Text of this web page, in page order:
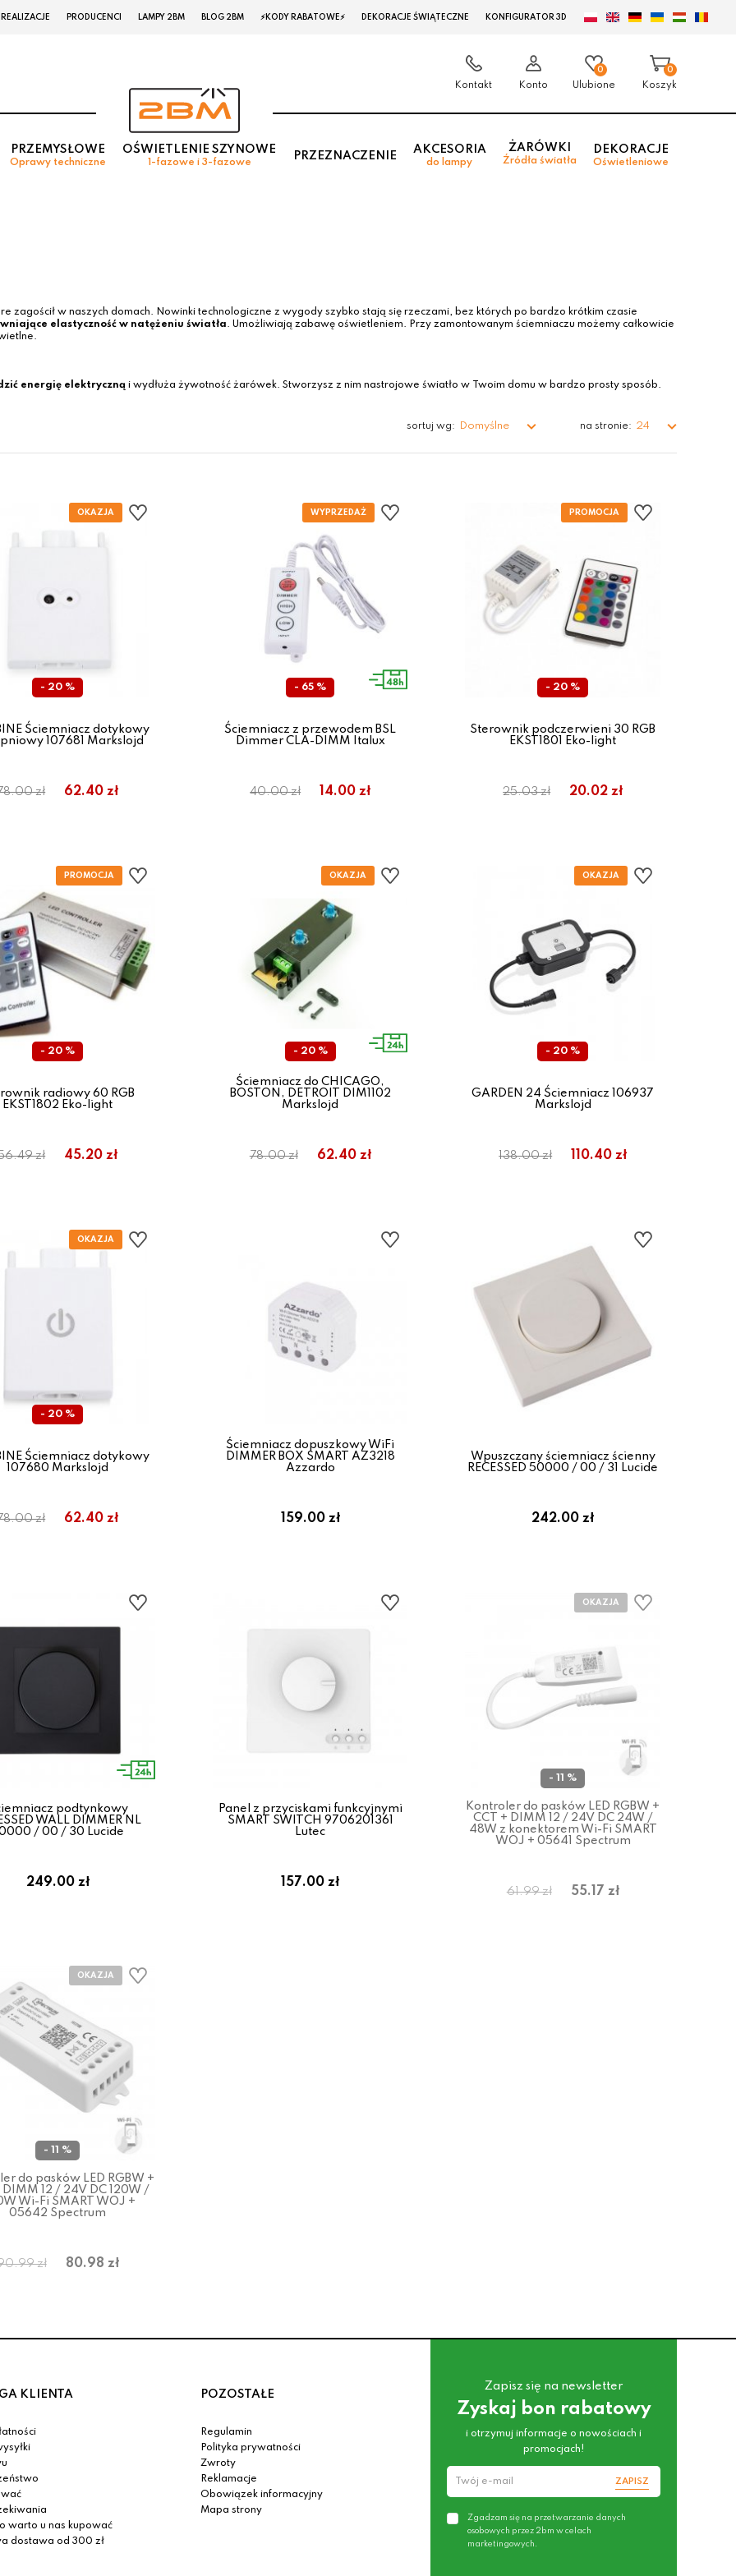
REALIZACJE PRODUCENCI LAMPY 2BM BLOG 2BM ⚡KODY RABATOWE⚡ DEKORACJE ŚWIĄTECZNE KONFIGURATOR 3D
Kontakt Konto
0
Ulubione
0
Koszyk
PRZEMYSŁOWE
Oprawy techniczne
OŚWIETLENIE SZYNOWE
1-fazowe i 3-fazowe
PRZEZNACZENIE
AKCESORIA
do lampy
ŻARÓWKI
Źródła światła
DEKORACJE
Oświetleniowe
zagościł w naszych domach. Nowinki technologiczne z wygody szybko stają się rzeczami, bez których po bardzo krótkim czasie
elastyczność w natężeniu światła. Umożliwiają zabawę oświetleniem. Przy zamontowanym ściemniaczu możemy całkowicie
energię elektryczną i wydłuża żywotność żarówek. Stworzysz z nim nastrojowe światło w Twoim domu w bardzo prosty sposób.
sortuj wg: Domyślne na stronie: 24
- 20 %
Ściemniacz dotykowy
107681 Markslojd
zł 62.40 zł
- 65 %
Ściemniacz z przewodem BSL
Dimmer CLA-DIMM Italux
40.00 zł 14.00 zł
- 20 %
Sterownik podczerwieni 30 RGB
EKST1801 Eko-light
25.03 zł 20.02 zł
- 20 %
radiowy 60 RGB
EKST1802 Eko-light
zł 45.20 zł
- 20 %
Ściemniacz do CHICAGO,
BOSTON, DETROIT DIM1102
Markslojd
78.00 zł 62.40 zł
- 20 %
GARDEN 24 Ściemniacz 106937
Markslojd
138.00 zł 110.40 zł
- 20 %
Ściemniacz dotykowy
107680 Markslojd
zł 62.40 zł
Ściemniacz dopuszkowy WiFi
DIMMER BOX SMART AZ3218
Azzardo
159.00 zł
Wpuszczany ściemniacz ścienny
RECESSED 50000 / 00 / 31 Lucide
242.00 zł
podtynkowy
WALL DIMMER NL
/ 00 / 30 Lucide
249.00 zł
Panel z przyciskami funkcyjnymi
SMART SWITCH 9706201361
Lutec
157.00 zł
- 11 %
Kontroler do pasków LED RGBW +
CCT + DIMM 12 / 24V DC 24W /
48W z konektorem Wi-Fi SMART
WOJ + 05641 Spectrum
61.99 zł 55.17 zł
- 11 %
do pasków LED RGBW +
DIMM 12 / 24V DC 120W /
Wi-Fi SMART WOJ +
05642 Spectrum
zł 80.98 zł
KLIENTA
warto u nas kupować
dostawa od 300 zł
POZOSTAŁE
Regulamin
Polityka prywatności
Zwroty
Reklamacje
Obowiązek informacyjny
Mapa strony
Zapisz się na newsletter
Zyskaj bon rabatowy
i otrzymuj informacje o nowościach i
promocjach!
ZAPISZ
Zgadzam się na przetwarzanie danych
osobowych przez 2bm w celach
marketingowych.